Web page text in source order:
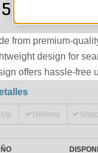
from premium-
design for
offers hassle-free
Up Delivery